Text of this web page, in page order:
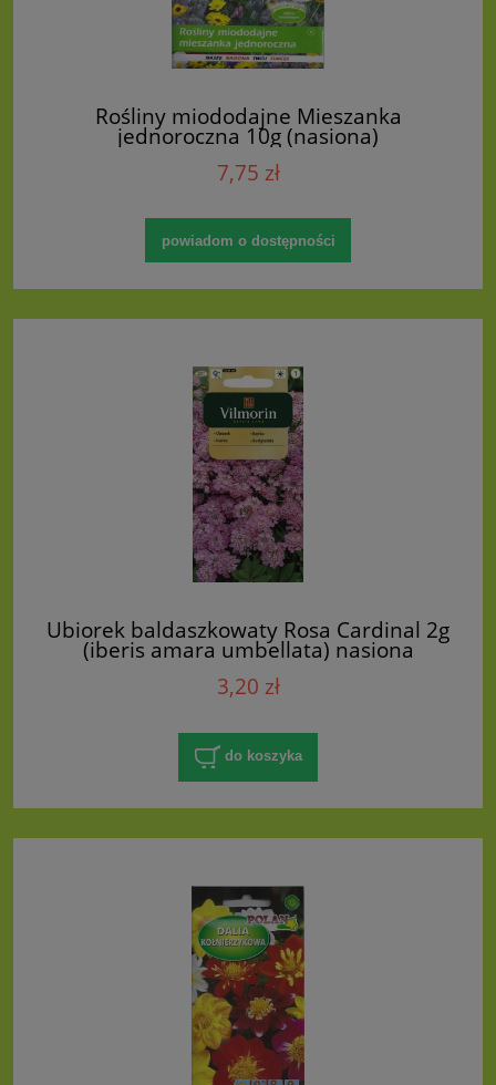
Rośliny miododajne Mieszanka
jednoroczna 10g (nasiona)
7,75 zł
powiadom o dostępności
Ubiorek baldaszkowaty Rosa Cardinal 2g
(iberis amara umbellata) nasiona
3,20 zł
do koszyka